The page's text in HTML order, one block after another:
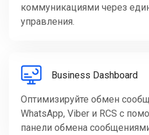
коммуникациями через
управления.
Business Dashboard
Оптимизируйте обмен
WhatsApp, Viber и RCS с
панели обмена